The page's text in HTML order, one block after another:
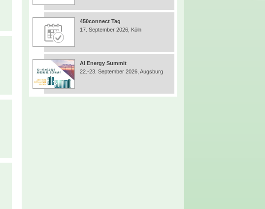
450connect Tag
17. September 2026, Köln
AI Energy Summit
22.-23. September 2026, Augsburg